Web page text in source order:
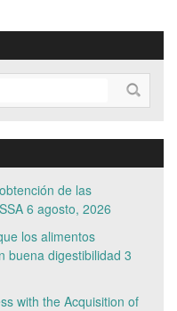
de las
6 agosto, 2026
los alimentos
buena digestibilidad 3
with the Acquisition of